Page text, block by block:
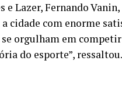
e Lazer, Fernando
cidade com enorme
orgulham em
do esporte”, ressaltou.